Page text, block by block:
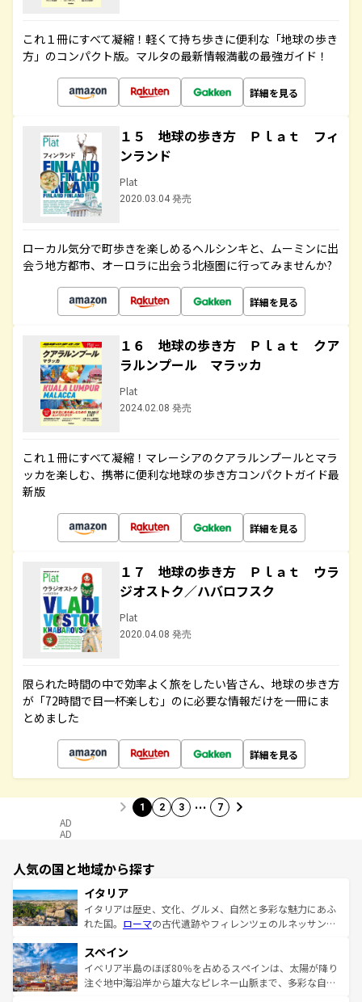
これ１冊にすべて凝縮！軽くて持ち歩きに便利な「地球の歩き
方」のコンパクト版。マルタの最新情報満載の最強ガイド！
詳細を見る
１５ 地球の歩き方 Ｐｌａｔ フィ
ンランド
Plat
2020.03.04 発売
ローカル気分で町歩きを楽しめるヘルシンキと、ムーミンに出
会う地方都市、オーロラに出会う北極圏に行ってみませんか?
詳細を見る
１６ 地球の歩き方 Ｐｌａｔ クア
ラルンプール マラッカ
Plat
2024.02.08 発売
これ１冊にすべて凝縮！マレーシアのクアラルンプールとマラ
ッカを楽しむ、携帯に便利な地球の歩き方コンパクトガイド最
新版
詳細を見る
１７ 地球の歩き方 Ｐｌａｔ ウラ
ジオストク／ハバロフスク
Plat
2020.04.08 発売
限られた時間の中で効率よく旅をしたい皆さん、地球の歩き方
が「72時間で目一杯楽しむ」のに必要な情報だけを一冊にま
とめました
詳細を見る
1 2 3 … 7
AD
AD
人気の国と地域から探す
イタリア
イタリアは歴史、文化、グルメ、自然と多彩な魅力にあふ
れた国。 ローマの古代遺跡やフィレンツェのルネッサンス
ろん、トスカーナの美しい田園風景やアマルフィ海岸の絶
景など、自然景観も見逃せない。観光の合間には、本場の
ピザやパスタなど、絶品のイタリア料理を堪能することも
スペイン
イベリア半島のほぼ80％を占めるスペインは、太陽が降り
注ぐ地中海沿岸から雄大なピレネー山脈まで、多彩な自然